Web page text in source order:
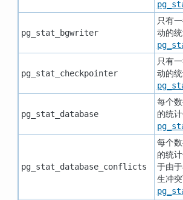
pg_stat_bgwriter
只有
动的
pg_stat_checkpointer
只有
动的
pg_stat_database
每个
的统
pg_stat_database_conflicts
每个
的统
于由
生冲